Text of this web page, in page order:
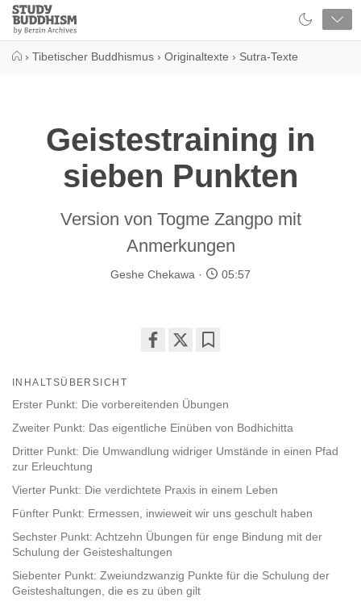
Close
Study
Buddhism
› Tibetischer Buddhismus › Originaltexte › Sutra-Texte
Geistestraining in
sieben Punkten
Version von Togme Zangpo mit
Anmerkungen
Geshe Chekawa 05:57
facebook
INHALTSÜBERSICHT
Erster Punkt: Die vorbereitenden Übungen
Zweiter Punkt: Das eigentliche Einüben von Bodhichitta
Dritter Punkt: Die Umwandlung widriger Umstände in einen Pfad
zur Erleuchtung
Vierter Punkt: Die verdichtete Praxis in einem Leben
Fünfter Punkt: Ermessen, inwieweit wir uns geschult haben
Sechster Punkt: Achtzehn Übungen für enge Bindung mit der
Schulung der Geisteshaltungen
Siebenter Punkt: Zweiundzwanzig Punkte für die Schulung der
Geisteshaltungen, die es zu üben gilt